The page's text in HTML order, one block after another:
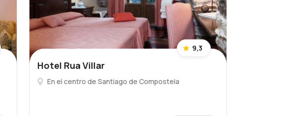
9,3
Hotel Rua Villar
En el centro de Santiago de Compostela